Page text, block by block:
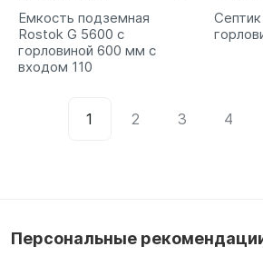
Емкость подземная
Rostok G 5600 с
горловиной 600 мм с
входом 110
1 2 3 4
Персональные